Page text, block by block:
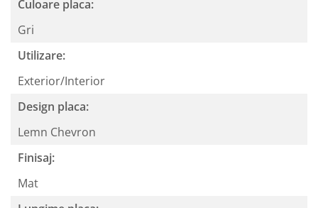
Culoare placa:
Gri
Utilizare:
Exterior/Interior
Design placa:
Lemn Chevron
Finisaj:
Mat